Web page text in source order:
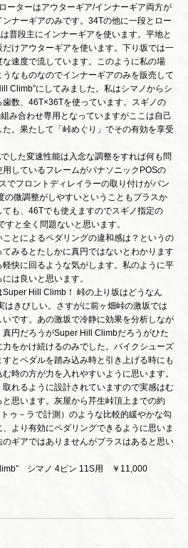
ーターはアウターギア/インナーギア両方が
ナーギアのみです。34Tの他に一段とロー
普段主にインナーギアを使います。平地と
けアウターギアを使います。下り坂では一
速度で流しています。このように私の場
なものなのでインナーギアのみを販売して
Climb”にしてみました。私はシマノからシ
数、46T×36Tを使っています。スギノの
み合わせ専用となっていますがここは自己
。果たして「峠めぐり」でその有効を享受
した変速性能は入念な調整をすれば何も問
しているフレームがパナソニックPOSの
でフロントディレイラーの取り付けがバン
の微調整がしやすいということもプラスか
も、46Tでも使えますのでスギノ指定の
と全く問題ないと思います。
とによるペダリングの違和感は？というの
みるとたしかに真円ではないとわかります
快に回るような気がします。私のように平
は良いと思います。
Hill Climb！ 峠の上り坂はどうなん
はきびしい。さすがに前ヶ畑峠の激坂では
です。あの激坂で冷静に効果を分析しなが
円だろうがSuper Hill Climbだろうがひた
をかけ続けるのみでした。バイクシューズ
とペダルを踏み込み時と引き上げる時にも
時の方が力を入れやすいように思います。
れるように設計されていますので実感はむ
思います。灰屋から芹生峠頂上までの約
ゥ－ラで計測）のような比較的緩やかな勾
より有効にペダリングできるように思いま
ギアではありませんがプラスはあると思い
シマノ 4ピン 11S用 ￥11,000